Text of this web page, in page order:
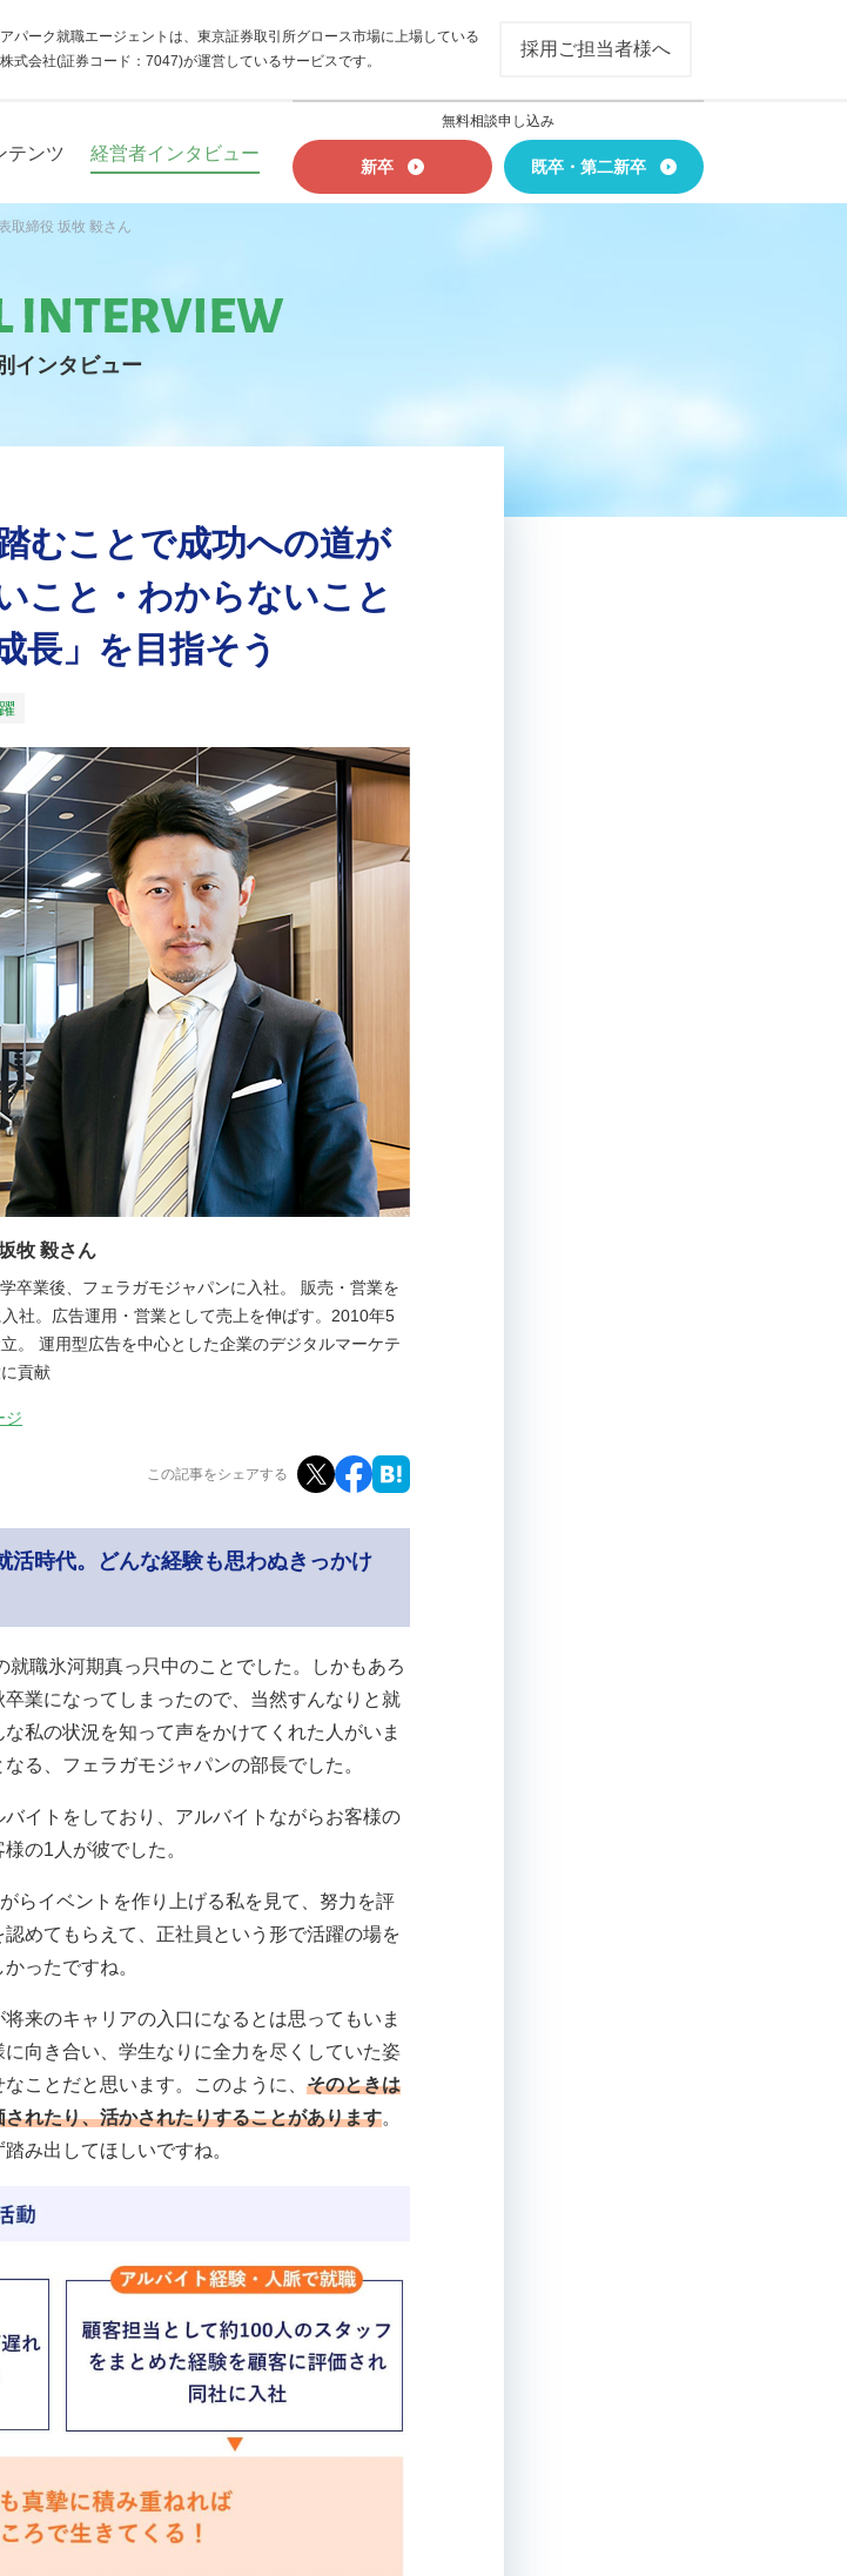
パーク就職エージェントは、東京証券取引所グロース市場に上場している
式会社(証券コード：7047)が運営しているサービスです。
採用ご担当者様へ
テンツ 経営者インタビュー
無料相談申し込み
新卒 既卒・第二新卒
取締役 坂牧 毅さん
インタビュー
むことで成功への道が
こと・わからないこと
長」を目指そう
牧 毅さん
卒業後、フェラガモジャパンに入社。 販売・営業を
社。広告運用・営業として売上を伸ばす。2010年5
。 運用型広告を中心とした企業のデジタルマーケテ
貢献
ジ
この記事をシェアする
活時代。どんな経験も思わぬきっかけ
職氷河期真っ只中のことでした。しかもあろ
業になってしまったので、当然すんなりと就
私の状況を知って声をかけてくれた人がいま
る、フェラガモジャパンの部長でした。
イトをしており、アルバイトながらお客様の
の1人が彼でした。
らイベントを作り上げる私を見て、努力を評
めてもらえて、正社員という形で活躍の場を
ったですね。
来のキャリアの入口になるとは思ってもいま
向き合い、学生なりに全力を尽くしていた姿
ことだと思います。このように、 そのときは
れたり、活かされたりすることがあります。
み出してほしいですね。